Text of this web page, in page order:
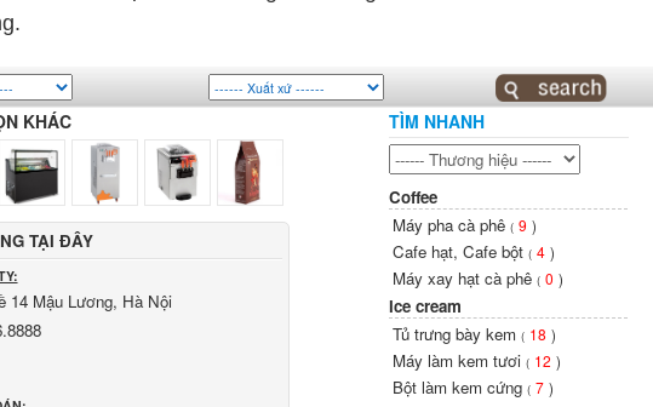
KHÁC
TẠI ĐÂY
14 Mậu Lương, Hà Nội
TÌM NHANH
Coffee
Máy pha cà phê( 9 )
Cafe hạt, Cafe bột( 4 )
Máy xay hạt cà phê( 0 )
Ice cream
Tủ trưng bày kem( 18 )
Máy làm kem tươi( 12 )
Bột làm kem cứng( 7 )